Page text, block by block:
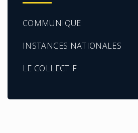
COMMUNIQUE
INSTANCES NATIONALES
LE COLLECTIF